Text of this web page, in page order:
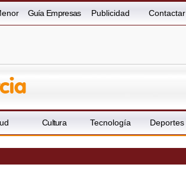
Guía Empresas Publicidad Contactar
Cultura Tecnología Deportes